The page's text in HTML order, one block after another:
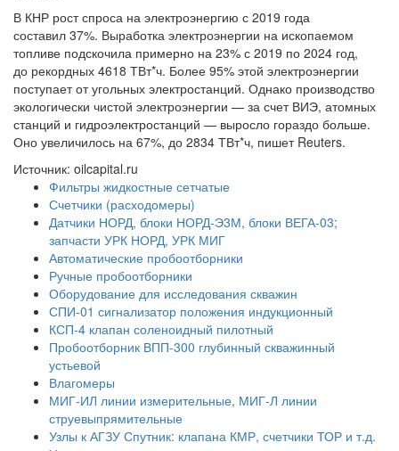
В КНР рост спроса на электроэнергию с 2019 года
составил 37%. Выработка электроэнергии на ископаемом
топливе подскочила примерно на 23% с 2019 по 2024 год,
до рекордных 4618 ТВт*ч. Более 95% этой электроэнергии
поступает от угольных электростанций. Однако производство
экологически чистой электроэнергии — за счет ВИЭ, атомных
станций и гидроэлектростанций — выросло гораздо больше.
Оно увеличилось на 67%, до 2834 ТВт*ч, пишет Reuters.
Источник: oilcapital.ru
Фильтры жидкостные сетчатые
Счетчики (расходомеры)
Датчики НОРД, блоки НОРД-Э3М, блоки ВЕГА-03;
запчасти УРК НОРД, УРК МИГ
Автоматические пробоотборники
Ручные пробоотборники
Оборудование для исследования скважин
СПИ-01 сигнализатор положения индукционный
КСП-4 клапан соленоидный пилотный
Пробоотборник ВПП-300 глубинный скважинный
устьевой
Влагомеры
МИГ-ИЛ линии измерительные, МИГ-Л линии
струевыпрямительные
Узлы к АГЗУ Спутник: клапана КМР, счетчики ТОР и т.д.